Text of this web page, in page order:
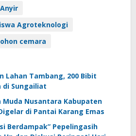
Agroteknologi
cemara
Lahan Tambang, 200 Bibit
di Sungailiat
Nusantara Kabupaten
di Pantai Karang Emas
Berdampak” Pepelingasih